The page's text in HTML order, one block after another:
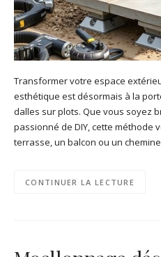
Transformer votre espace
esthétique est désormais à la
dalles sur plots. Que vous soyez
passionné de DIY, cette méthode
terrasse, un balcon ou un
CONTINUER LA LECTURE